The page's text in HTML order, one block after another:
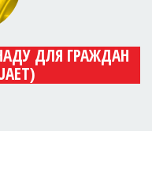
ДЛЯ ГРАЖДАН